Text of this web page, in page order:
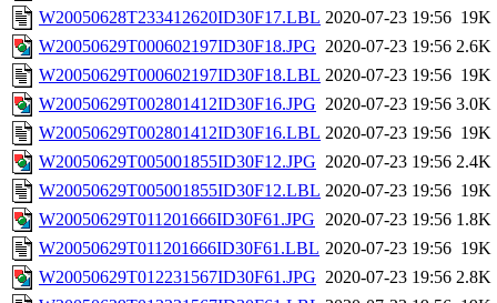
W20050628T233412620ID30F17.LBL 2020-07-23 19:56 19K
W20050629T000602197ID30F18.JPG 2020-07-23 19:56 2.6K
W20050629T000602197ID30F18.LBL 2020-07-23 19:56 19K
W20050629T002801412ID30F16.JPG 2020-07-23 19:56 3.0K
W20050629T002801412ID30F16.LBL 2020-07-23 19:56 19K
W20050629T005001855ID30F12.JPG 2020-07-23 19:56 2.4K
W20050629T005001855ID30F12.LBL 2020-07-23 19:56 19K
W20050629T011201666ID30F61.JPG 2020-07-23 19:56 1.8K
W20050629T011201666ID30F61.LBL 2020-07-23 19:56 19K
W20050629T012231567ID30F61.JPG 2020-07-23 19:56 2.8K